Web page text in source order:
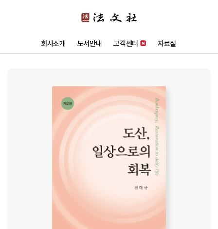
회사소개 도서안내 고객센터 자료실